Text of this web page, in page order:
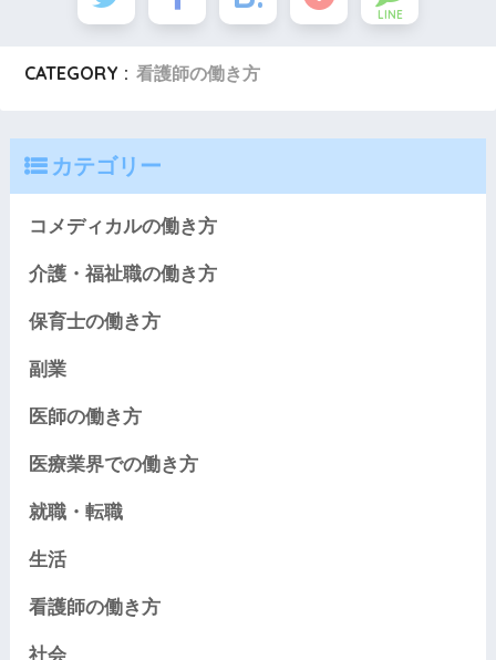
LINE
CATEGORY : 看護師の働き方
カテゴリー
コメディカルの働き方
介護・福祉職の働き方
保育士の働き方
副業
医師の働き方
医療業界での働き方
就職・転職
生活
看護師の働き方
社会